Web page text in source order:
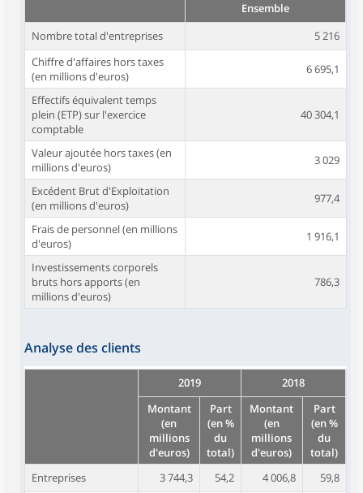
Ensemble
Nombre total d'entreprises
5 216
Chiffre d'affaires hors taxes
(en millions d'euros)
6 695,1
Effectifs équivalent temps
plein (ETP) sur l'exercice
comptable
40 304,1
Valeur ajoutée hors taxes (en
millions d'euros)
3 029
Excédent Brut d'Exploitation
(en millions d'euros)
977,4
Frais de personnel (en millions
d'euros)
1 916,1
Investissements corporels
bruts hors apports (en
millions d'euros)
786,3
Analyse des clients
2019
2018
Montant
(en
millions
d'euros)
Part
(en %
du
total)
Montant
(en
millions
d'euros)
Part
(en %
du
total)
Entreprises
3 744,3 54,2 4 006,8 59,8